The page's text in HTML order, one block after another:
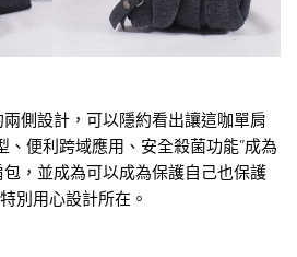
側設計，可以隱約看出讓這咖單肩
、便利跨域應用、安全殺菌功能”成為
，並成為可以成為保護自己也保護
特別用心設計所在。